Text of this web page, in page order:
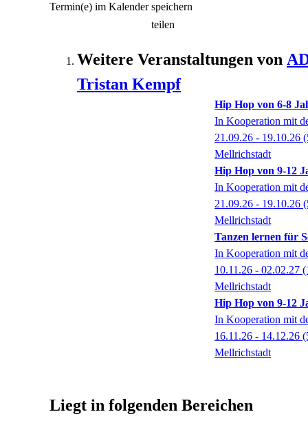
Termin(e) im Kalender speichern
teilen
Weitere Veranstaltungen von
Tristan Kempf
Hip Hop von 6-8
In Kooperation mit
21.09.26 - 19.10.26
Mellrichstadt
Hip Hop von 9-12
In Kooperation mit
21.09.26 - 19.10.26
Mellrichstadt
Tanzen lernen für
In Kooperation mit
10.11.26 - 02.02.27
Mellrichstadt
Hip Hop von 9-12
In Kooperation mit
16.11.26 - 14.12.26
Mellrichstadt
Liegt in folgenden Bereichen